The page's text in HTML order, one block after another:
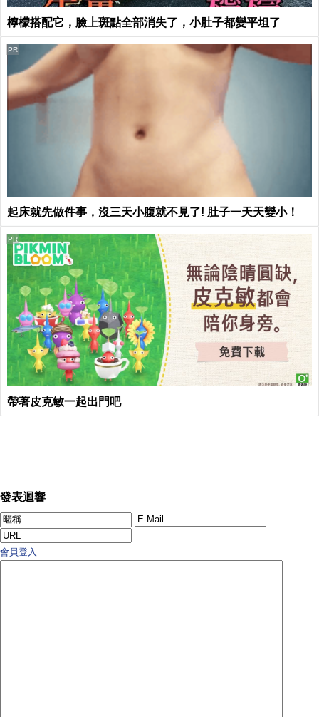
檸檬搭配它，臉上斑點全部消失了，小肚子都變平坦了
起床就先做件事，沒三天小腹就不見了! 肚子一天天變小！
PR
帶著皮克敏一起出門吧
PR
發表迴響
會員登入